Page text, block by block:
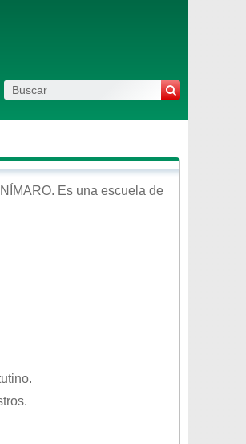
. Es una escuela de
.